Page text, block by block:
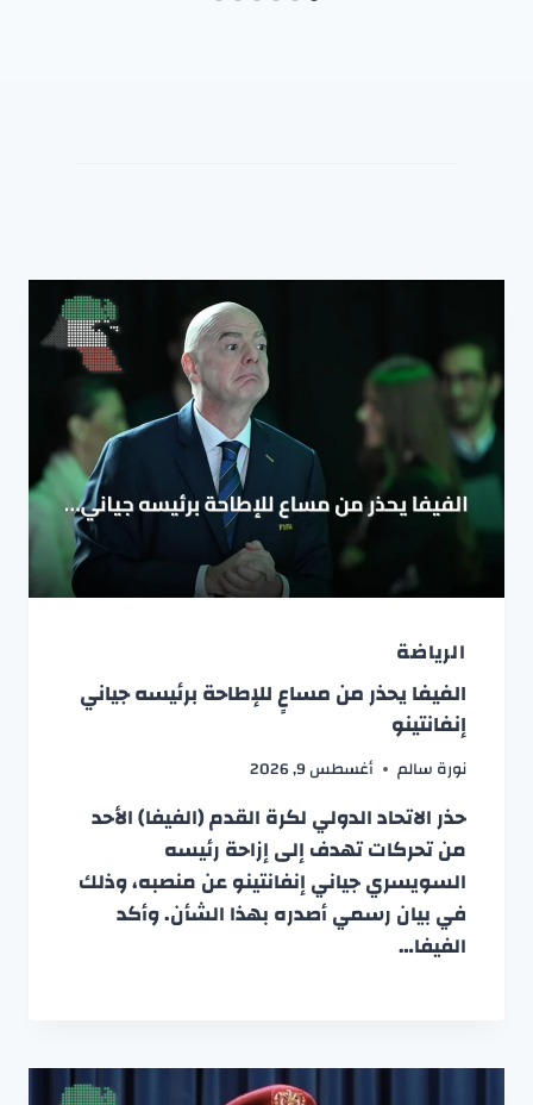
الرياضة
الفيفا يحذر من مساعٍ للإطاحة برئيسه جياني
إنفانتينو
نورة سالم أغسطس 9, 2026
حذر الاتحاد الدولي لكرة القدم (الفيفا) الأحد
من تحركات تهدف إلى إزاحة رئيسه
السويسري جياني إنفانتينو عن منصبه، وذلك
في بيان رسمي أصدره بهذا الشأن. وأكد
الفيفا…